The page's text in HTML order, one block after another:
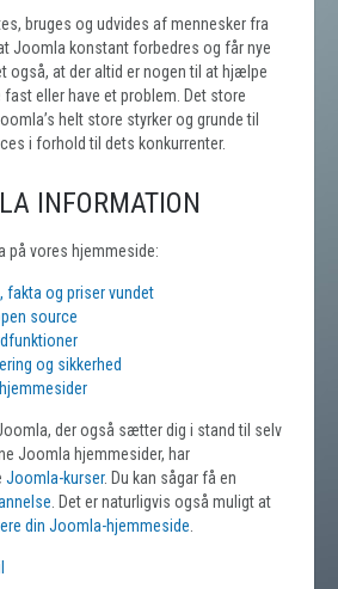
bruges og udvides af mennesker fra
Joomla konstant forbedres og får nye
også, at der altid er nogen til at hjælpe
fast eller have et problem. Det store
helt store styrker og grunde til
i forhold til dets konkurrenter.
INFORMATION
på vores hjemmeside:
og priser vundet
source
og sikkerhed
der også sætter dig i stand til selv
Joomla hjemmesider, har
Joomla-kurser. Du kan sågar få en
. Det er naturligvis også muligt at
din Joomla-hjemmeside